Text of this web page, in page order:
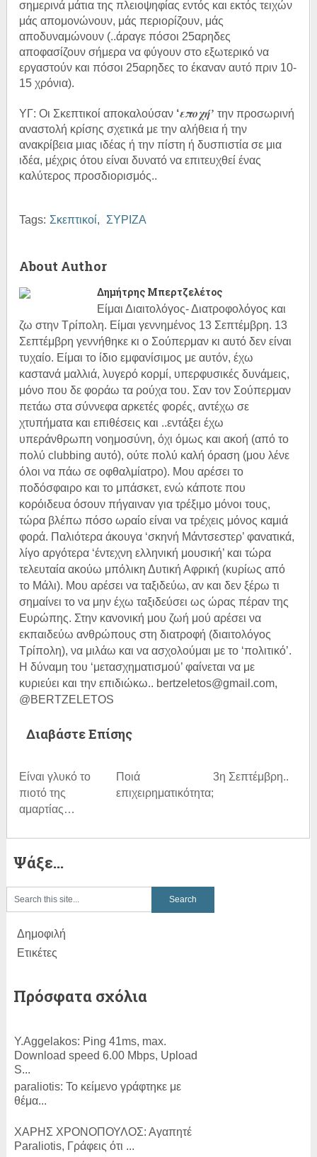
σημερινά μάτια της πλειοψηφίας εντός και εκτός τειχών
μάς απομονώνουν, μάς περιορίζουν, μάς
αποδυναμώνουν (..άραγε πόσοι 25αρηδες
αποφασίζουν σήμερα να φύγουν στο εξωτερικό να
εργαστούν και πόσοι 25αρηδες το έκαναν αυτό πριν 10-
15 χρόνια).
ΥΓ: Οι Σκεπτικοί αποκαλούσαν ‘εποχή’την προσωρινή
αναστολή κρίσης σχετικά με την αλήθεια ή την
ανακρίβεια μιας ιδέας ή την πίστη ή δυσπιστία σε μια
ιδέα, μέχρις ότου είναι δυνατό να επιτευχθεί ένας
καλύτερος προσδιορισμός..
Tags: Σκεπτικοί, ΣΥΡΙΖΑ
About Author
Δημήτρης Μπερτζελέτος
Είμαι Διαιτολόγος- Διατροφολόγος και
ζω στην Τρίπολη. Είμαι γεννημένος 13 Σεπτέμβρη. 13
Σεπτέμβρη γεννήθηκε κι ο Σούπερμαν κι αυτό δεν είναι
τυχαίο. Είμαι το ίδιο εμφανίσιμος με αυτόν, έχω
καστανά μαλλιά, λυγερό κορμί, υπερφυσικές δυνάμεις,
μόνο που δε φοράω τα ρούχα του. Σαν τον Σούπερμαν
πετάω στα σύννεφα αρκετές φορές, αντέχω σε
χτυπήματα και επιθέσεις και ..εντάξει έχω
υπεράνθρωπη νοημοσύνη, όχι όμως και ακοή (από το
πολύ clubbing αυτό), ούτε πολύ καλή όραση (μου λένε
όλοι να πάω σε οφθαλμίατρο). Μου αρέσει το
ποδόσφαιρο και το μπάσκετ, ενώ κάποτε που
κορόιδευα όσουν πήγαιναν για τρέξιμο μόνοι τους,
τώρα βλέπω πόσο ωραίο είναι να τρέχεις μόνος καμιά
φορά. Παλιότερα άκουγα ‘σκηνή Μάντσεστερ’ φανατικά,
λίγο αργότερα ‘έντεχνη ελληνική μουσική’ και τώρα
τελευταία ακούω μπόλικη Δυτική Αφρική (κυρίως από
το Μάλι). Μου αρέσει να ταξιδεύω, αν και δεν ξέρω τι
σημαίνει το να μην έχω ταξιδεύσει ως ώρας πέραν της
Ευρώπης. Στην κανονική μου ζωή μού αρέσει να
εκπαιδεύω ανθρώπους στη διατροφή (διαιτολόγος
Τρίπολη), να μιλάω και να ασχολούμαι με το ‘πολιτικό’.
Η δύναμη του ‘μετασχηματισμού’ φαίνεται να με
κυριεύει και την επιδιώκω.. bertzeletos@gmail.com,
@BERTZELETOS
Διαβάστε Επίσης
Είναι γλυκό το
πιοτό της
αμαρτίας…
Ποιά
επιχειρηματικότητα;
3η Σεπτέμβρη..
Ψάξε…
Δημοφιλή
Ετικέτες
Πρόσφατα σχόλια
Y.Aggelakos: Ping 41ms, max.
Download speed 6.00 Mbps, Upload
S...
paraliotis: Το κείμενο γράφτηκε με
θέμα...
ΧΑΡΗΣ ΧΡΟΝΟΠΟΥΛΟΣ: Αγαπητέ
Paraliotis, Γράφεις ότι ...